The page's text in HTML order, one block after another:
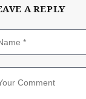
A REPLY